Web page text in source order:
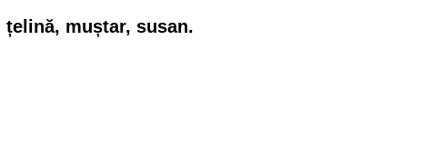
țelină, muștar, susan.